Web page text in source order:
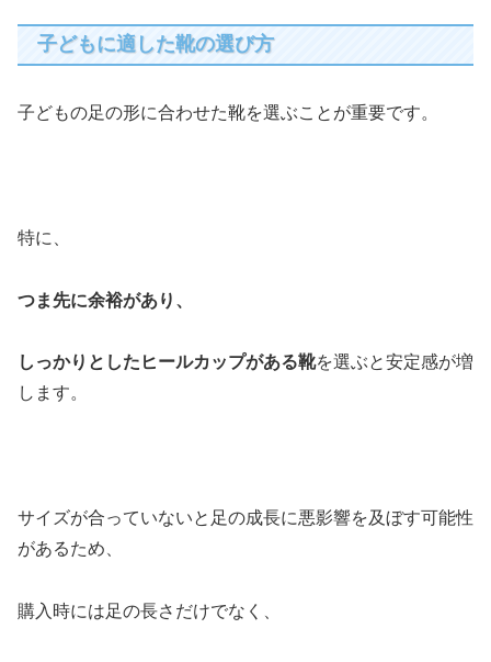
子どもに適した靴の選び方
子どもの足の形に合わせた靴を選ぶことが重要です。
特に、
つま先に余裕があり、
しっかりとしたヒールカップがある靴を選ぶと安定感が増
します。
サイズが合っていないと足の成長に悪影響を及ぼす可能性
があるため、
購入時には足の長さだけでなく、